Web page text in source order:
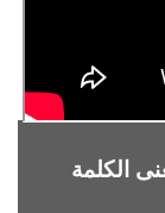
الكلمة